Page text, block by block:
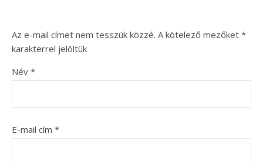
Az e-mail címet nem tesszük közzé. A kötelező mezőket *
karakterrel jelöltük
Név *
E-mail cím *